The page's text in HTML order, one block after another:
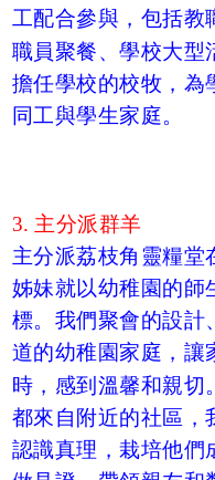
工配合參與，包括教
職員聚餐、學校大型
擔任學校的校牧，為
同工與學生家庭。
3. 主分派群羊
主分派荔枝角靈糧堂
姊妹就以幼稚園的師
標。我們聚會的設計
道的幼稚園家庭，讓
時，感到溫馨和親切
都來自附近的社區，
認識真理，栽培他們